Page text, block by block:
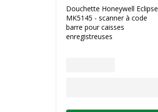
Douchette Honeywell Eclipse
MK5145 - scanner à code
barre pour caisses
enregistreuses